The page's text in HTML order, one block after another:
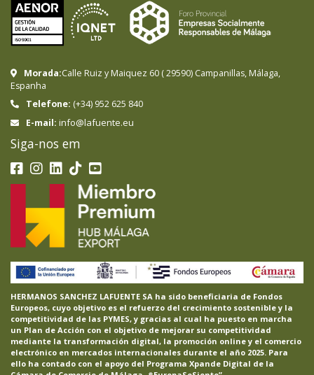
Morada:Calle Ruiz y Maiquez 60 (29590) Campanillas, Málaga,
Espanha
Telefone: (+34) 952 625 840
E-mail: info@lafuente.eu
Siga-nos em
HERMANOS SANCHEZ LAFUENTE SA ha sido beneficiaria de Fondos
Europeos, cuyo objetivo es el refuerzo del crecimiento sostenible y la
competitividad de las PYMES, y gracias al cual ha puesto en marcha
un Plan de Acción con el objetivo de mejorar su competitividad
mediante la transformación digital, la promoción online y el comercio
electrónico en mercados internacionales durante el año 2025. Para
ello ha contado con el apoyo del Programa Xpande Digital de la